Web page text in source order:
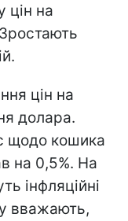
цін на
цін на
долара.
щодо кошика
на 0,5%. На
інфляційні
вважають,